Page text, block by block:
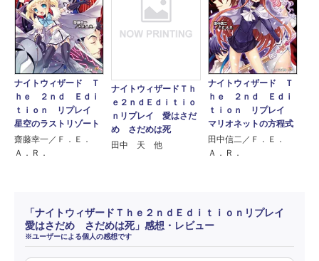
ナイトウィザード Ｔ
ｈｅ ２ｎｄ Ｅｄｉ
ｔｉｏｎ リプレイ
星空のラストリゾート
齋藤幸一／Ｆ．Ｅ．
Ａ．Ｒ．
ナイトウィザードＴｈ
ｅ２ｎｄＥｄｉｔｉｏ
ｎリプレイ 愛はさだ
め さだめは死
田中 天 他
ナイトウィザード Ｔ
ｈｅ ２ｎｄ Ｅｄｉ
ｔｉｏｎ リプレイ
マリオネットの方程式
田中信二／Ｆ．Ｅ．
Ａ．Ｒ．
「ナイトウィザードＴｈｅ２ｎｄＥｄｉｔｉｏｎリプレイ
愛はさだめ さだめは死」感想・レビュー
※ユーザーによる個人の感想です